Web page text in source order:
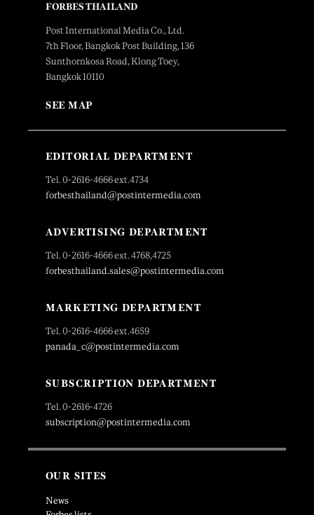
FORBES THAILAND
Post International Media Co., Ltd.
7th Floor, Bangkok Post Building, 136
Sunthornkosa Road, Klong Toey,
Bangkok 10110
SEE MAP
EDITORIAL DEPARTMENT
Tel. 0-2616-4666 ext.4734
forbesthailand@postintermedia.com
ADVERTISING DEPARTMENT
Tel. 0-2616-4666 ext. 4768,4725
forbesthailand.sales@postintermedia.com
MARKETING DEPARTMENT
Tel. 0-2616-4666 ext.4659
panada_c@postintermedia.com
SUBSCRIPTION DEPARTMENT
Tel. 0-2616-4726
subscription@postintermedia.com
OUR SITES
News